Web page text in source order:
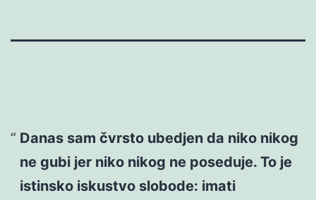
Danas sam čvrsto ubedjen da niko nikog
ne gubi jer niko nikog ne poseduje. To je
istinsko iskustvo slobode: imati